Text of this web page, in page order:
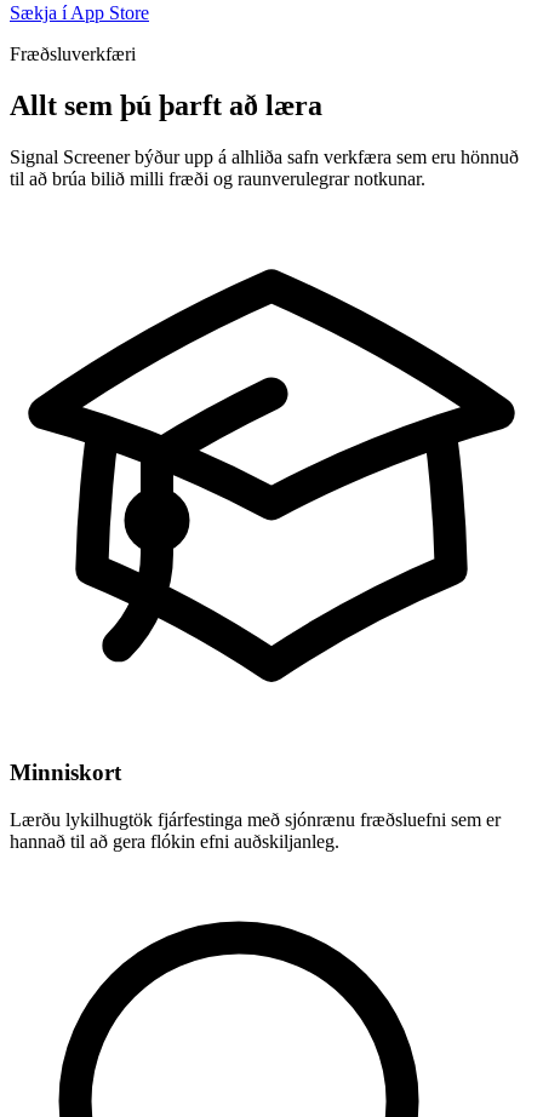
Sækja í App Store
Fræðsluverkfæri
Allt sem þú þarft að læra
Signal Screener býður upp á alhliða safn verkfæra sem eru hönnuð
til að brúa bilið milli fræði og raunverulegrar notkunar.
Minniskort
Lærðu lykilhugtök fjárfestinga með sjónrænu fræðsluefni sem er
hannað til að gera flókin efni auðskiljanleg.